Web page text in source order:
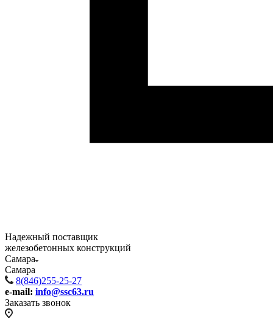
Надежный поставщик
железобетонных конструкций
Самара
Самара
8(846)255-25-27
e-mail: info@ssc63.ru
Заказать звонок